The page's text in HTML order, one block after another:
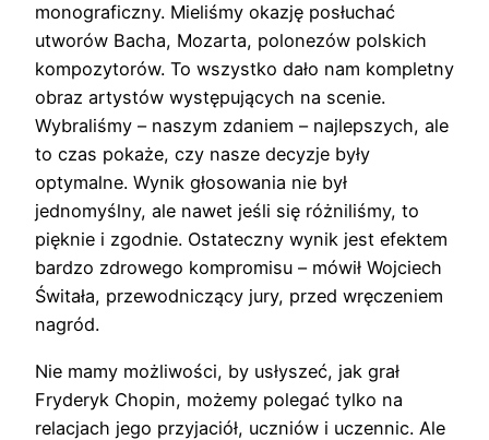
monograficzny. Mieliśmy okazję posłuchać
utworów Bacha, Mozarta, polonezów polskich
kompozytorów. To wszystko dało nam kompletny
obraz artystów występujących na scenie.
Wybraliśmy – naszym zdaniem – najlepszych, ale
to czas pokaże, czy nasze decyzje były
optymalne. Wynik głosowania nie był
jednomyślny, ale nawet jeśli się różniliśmy, to
pięknie i zgodnie. Ostateczny wynik jest efektem
bardzo zdrowego kompromisu – mówił Wojciech
Świtała, przewodniczący jury, przed wręczeniem
nagród.
Nie mamy możliwości, by usłyszeć, jak grał
Fryderyk Chopin, możemy polegać tylko na
relacjach jego przyjaciół, uczniów i uczennic. Ale